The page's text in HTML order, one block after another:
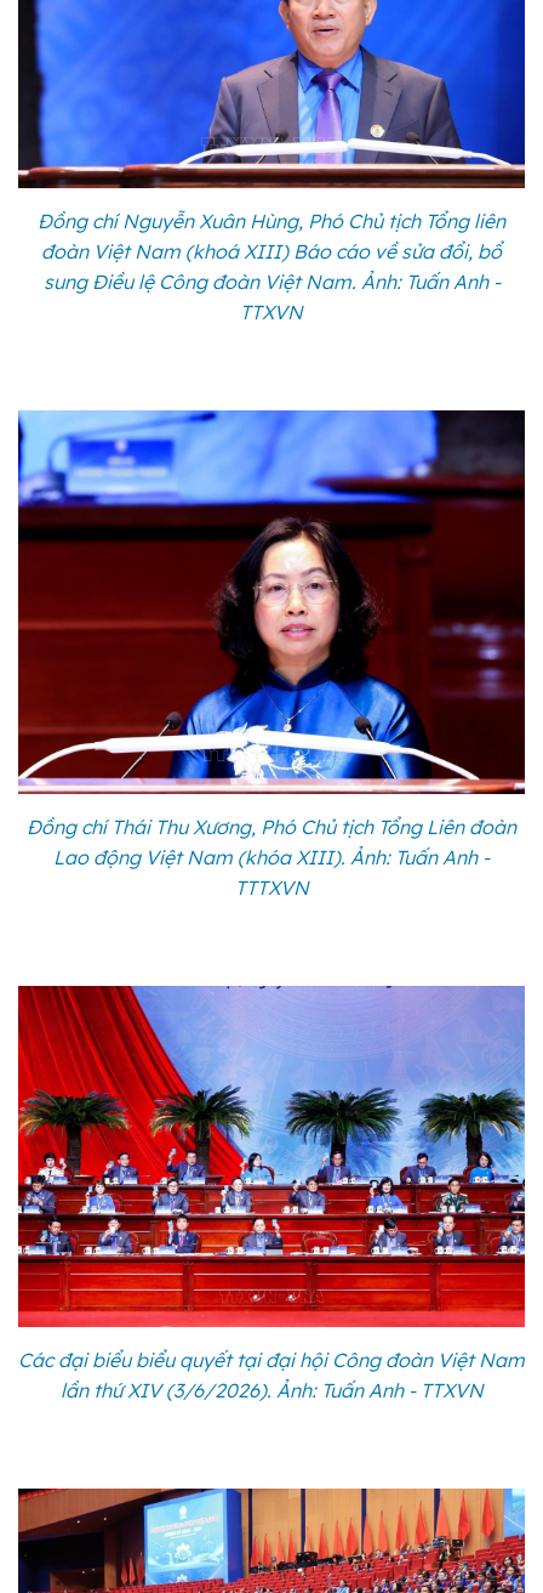
Đồng chí Nguyễn Xuân Hùng, Phó Chủ tịch Tổng liên
đoàn Việt Nam (khoá XIII) Báo cáo về sửa đổi, bổ
sung Điều lệ Công đoàn Việt Nam. Ảnh: Tuấn Anh -
TTXVN
Đồng chí Thái Thu Xương, Phó Chủ tịch Tổng Liên đoàn
Lao động Việt Nam (khóa XIII). Ảnh: Tuấn Anh -
TTTXVN
Các đại biểu biểu quyết tại đại hội Công đoàn Việt Nam
lần thứ XIV (3/6/2026). Ảnh: Tuấn Anh - TTXVN